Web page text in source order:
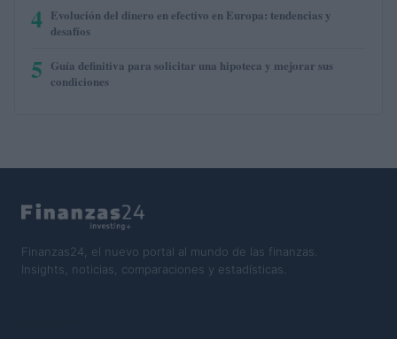
4 Evolución del dinero en efectivo en Europa: tendencias y
desafíos
5 Guía definitiva para solicitar una hipoteca y mejorar sus
condiciones
Finanzas24, el nuevo portal al mundo de las finanzas.
Insights, noticias, comparaciones y estadísticas.